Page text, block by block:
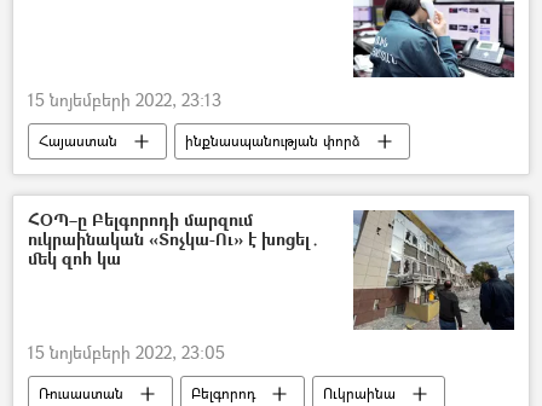
15 նոյեմբերի 2022, 23:13
Հայաստան
ինքնասպանության փորձ
ՀՀ արտակարգ իրավիճակների նախարարություն (ԱԻՆ)
ՀՕՊ–ը Բելգորոդի մարզում
ուկրաինական «Տոչկա-Ու» է խոցել․
մեկ զոհ կա
15 նոյեմբերի 2022, 23:05
Ռուսաստան Բելգորոդ Ուկրաինա